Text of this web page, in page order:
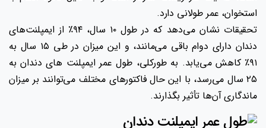
استخوان، عمر طولانی دارد.
تحقیقات نشان می‌دهد که در طول ۱۰ سال، ۹۴٪ از ایمپلنت‌های
دندان دارای دوام باقی می‌مانند، و این میزان در طی ۱۵ سال به
۹۱٪ کاهش می‌یابد. به‌ طورکلی، طول عمر ایمپلنت‌ های دندان به
۲۵ سال می‌رسد، با این حال فاکتورهای مختلف می‌توانند بر میزان
ماندگاری آن‌ها تأثیر بگذارند.